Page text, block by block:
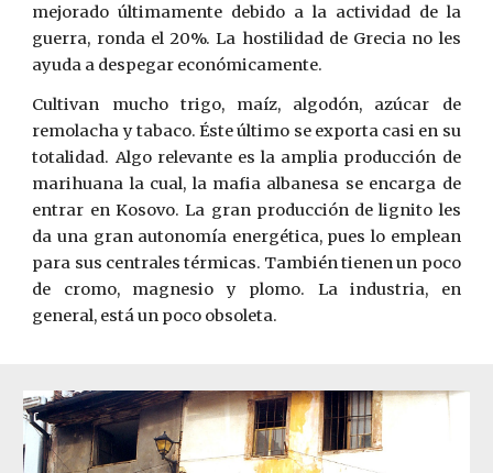
mejorado últimamente debido a la actividad de la
guerra, ronda el 20%. La hostilidad de Grecia no les
ayuda a despegar económicamente.
Cultivan mucho trigo, maíz, algodón, azúcar de
remolacha y tabaco. Éste último se exporta casi en su
totalidad. Algo relevante es la amplia producción de
marihuana la cual, la mafia albanesa se encarga de
entrar en Kosovo. La gran producción de lignito les
da una gran autonomía energética, pues lo emplean
para sus centrales térmicas. También tienen un poco
de cromo, magnesio y plomo. La industria, en
general, está un poco obsoleta.